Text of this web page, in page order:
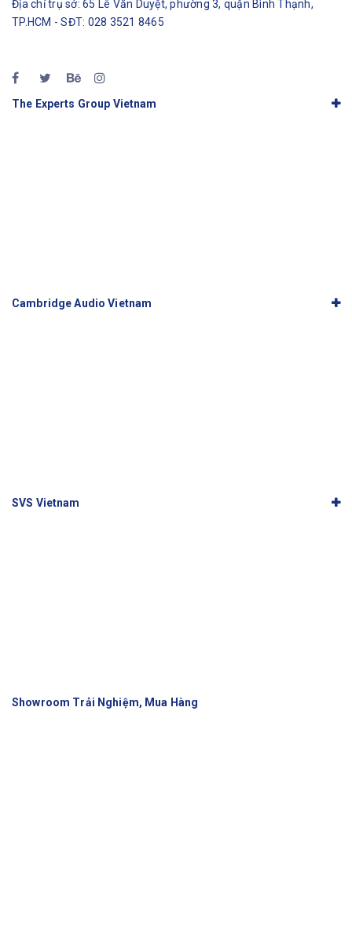
Địa chỉ trụ sở: 65 Lê Văn Duyệt, phường 3, quận Bình Thạnh,
TP.HCM - SĐT: 028 3521 8465
The Experts Group Vietnam
Cambridge Audio Vietnam
SVS Vietnam
Showroom Trải Nghiệm, Mua Hàng